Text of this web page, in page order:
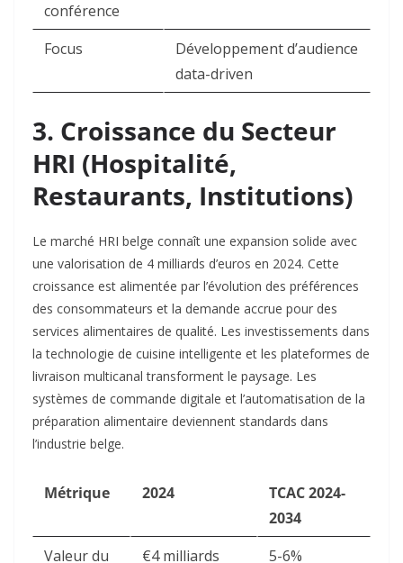
conférence
Focus
Développement d’audience
data-driven
3. Croissance du Secteur
HRI (Hospitalité,
Restaurants, Institutions)
Le marché HRI belge connaît une expansion solide avec
une valorisation de 4 milliards d’euros en 2024. Cette
croissance est alimentée par l’évolution des préférences
des consommateurs et la demande accrue pour des
services alimentaires de qualité. Les investissements dans
la technologie de cuisine intelligente et les plateformes de
livraison multicanal transforment le paysage. Les
systèmes de commande digitale et l’automatisation de la
préparation alimentaire deviennent standards dans
l’industrie belge.​
Métrique 2024
TCAC 2024-
2034
Valeur du
€4 milliards 5-6%